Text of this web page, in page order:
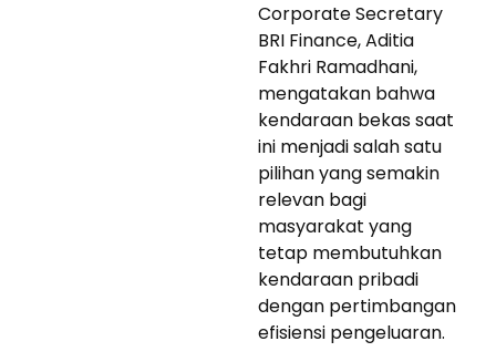
Corporate Secretary
BRI Finance, Aditia
Fakhri Ramadhani,
mengatakan bahwa
kendaraan bekas saat
ini menjadi salah satu
pilihan yang semakin
relevan bagi
masyarakat yang
tetap membutuhkan
kendaraan pribadi
dengan pertimbangan
efisiensi pengeluaran.